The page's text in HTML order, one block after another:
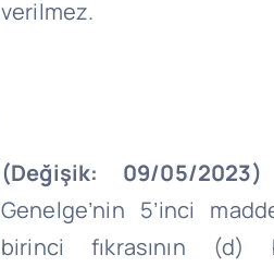
verilmez.
(Değişik: 09/05/2023)
Genelge’nin 5’inci
birinci fıkrasının (d)